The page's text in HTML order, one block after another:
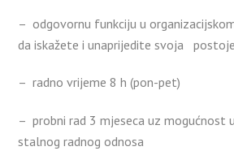
– odgovornu funkciju u
da iskažete i unaprijedite svoja
– radno vrijeme 8 h (pon-pet)
– probni rad 3 mjeseca uz mogućnost
stalnog radnog odnosa